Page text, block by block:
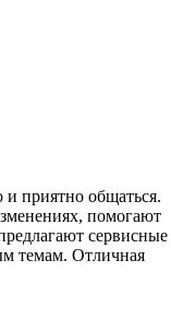
приятно общаться.
помогают
сервисные
темам. Отличная